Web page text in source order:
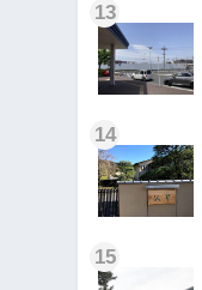
13
14
15